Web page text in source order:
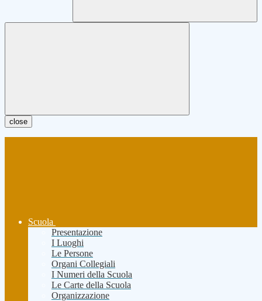
close
Scuola
Presentazione
I Luoghi
Le Persone
Organi Collegiali
I Numeri della Scuola
Le Carte della Scuola
Organizzazione